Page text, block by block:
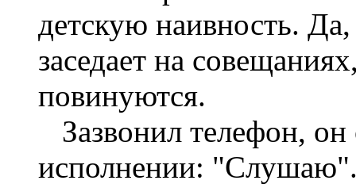
детскую наивность.
заседает на
повинуются.
Зазвонил телефон, он
исполнении: